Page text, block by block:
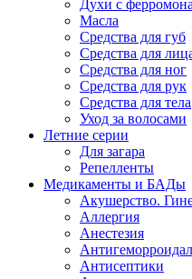
Духи с
Масла
Средства для губ
Средства для
Средства для ног
Средства для рук
Средства для тела
Уход за волосами
Летние серии
Для загара
Репелленты
Медикаменты и БАДы
Акушерство.
Аллергия
Анестезия
Антисептики